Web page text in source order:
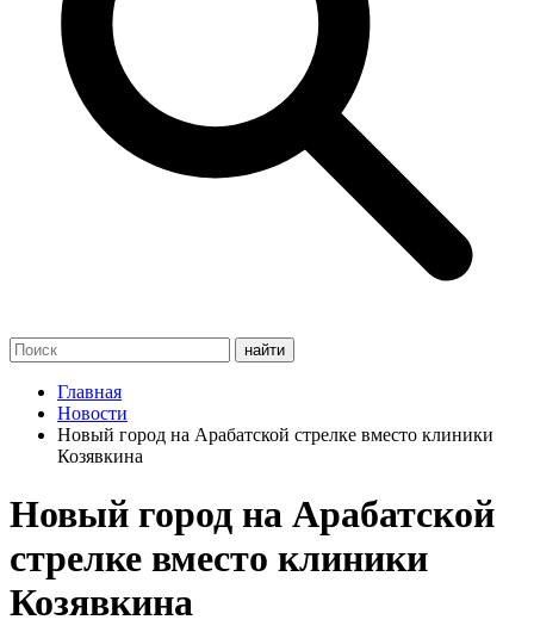
Главная
Новости
Новый город на Арабатской стрелке вместо клиники
Козявкина
Новый город на Арабатской
стрелке вместо клиники
Козявкина